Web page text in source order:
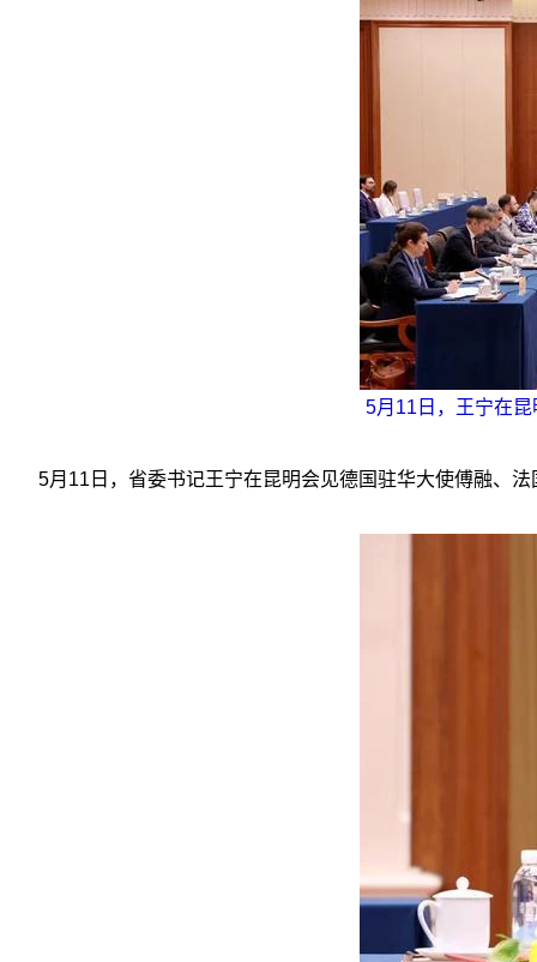
5月11日，王宁在
5月11日，省委书记王宁在昆明会见德国驻华大使傅融、